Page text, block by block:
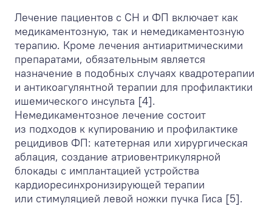
Лечение пациентов с СН и ФП включает как
медикаментозную, так и немедикаментозную
терапию. Кроме лечения антиаритмическими
препаратами, обязательным является
назначение в подобных случаях квадротерапии
и антикоагулянтной терапии для профилактики
ишемического инсульта [4].
Немедикаментозное лечение состоит
из подходов к купированию и профилактике
рецидивов ФП: катетерная или хирургическая
аблация, создание атриовентрикулярной
блокады с имплантацией устройства
кардиоресинхронизирующей терапии
или стимуляцией левой ножки пучка Гиса [5].